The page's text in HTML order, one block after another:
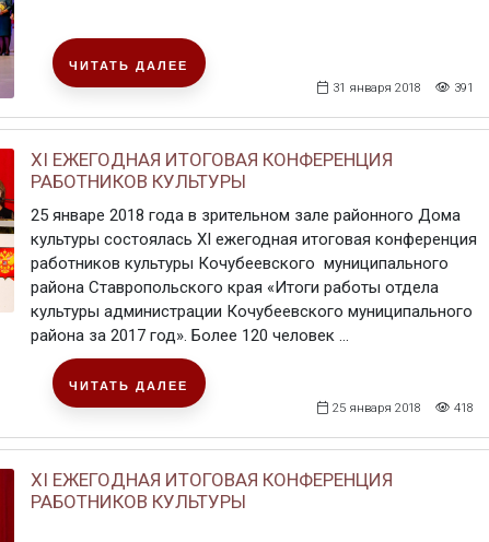
31 января 2018 391
ЧИТАТЬ ДАЛЕЕ
XI ЕЖЕГОДНАЯ ИТОГОВАЯ КОНФЕРЕНЦИЯ
РАБОТНИКОВ КУЛЬТУРЫ
25 январе 2018 года в зрительном зале районного Дома
культуры состоялась XI ежегодная итоговая конференция
работников культуры Кочубеевского муниципального
района Ставропольского края «Итоги работы отдела
культуры администрации Кочубеевского муниципального
района за 2017 год». Более 120 человек ...
25 января 2018 418
ЧИТАТЬ ДАЛЕЕ
XI ЕЖЕГОДНАЯ ИТОГОВАЯ КОНФЕРЕНЦИЯ
РАБОТНИКОВ КУЛЬТУРЫ